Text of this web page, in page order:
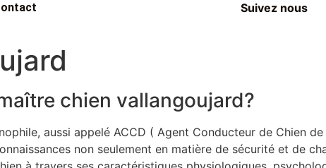
Suivez nous
chien vallangoujard?
aussi appelé ACCD ( Agent Conducteur de Chien
non seulement en matière de sécurité et de